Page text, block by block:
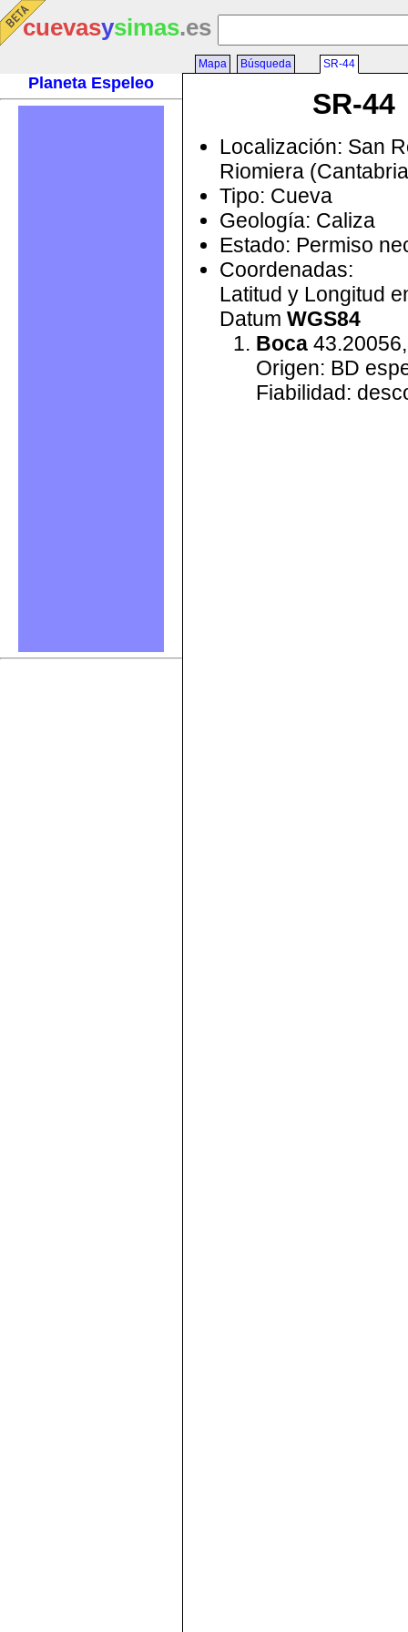
cuevasysimas.es
Planeta Espeleo
Mapa Búsqueda SR-44
SR-44
Localización: San
Riomiera
Tipo: Cueva
Geología: Caliza
Estado: Permiso
Coordenadas:
Latitud y Longitud
Datum WGS84
Boca
Origen: BD
Fiabilidad: